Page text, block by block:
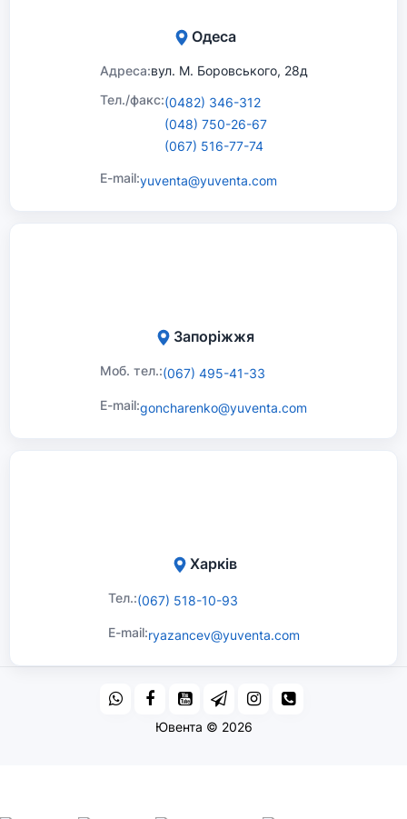
Одеса
Адреса:вул. М. Боровського, 28д
Тел./факс:(0482) 346-312
(048) 750-26-67
(067) 516-77-74
E-mail:yuventa@yuventa.com
Запоріжжя
Моб. тел.:(067) 495-41-33
E-mail:goncharenko@yuventa.com
Харків
Тел.:(067) 518-10-93
E-mail:ryazancev@yuventa.com
Ювента © 2026